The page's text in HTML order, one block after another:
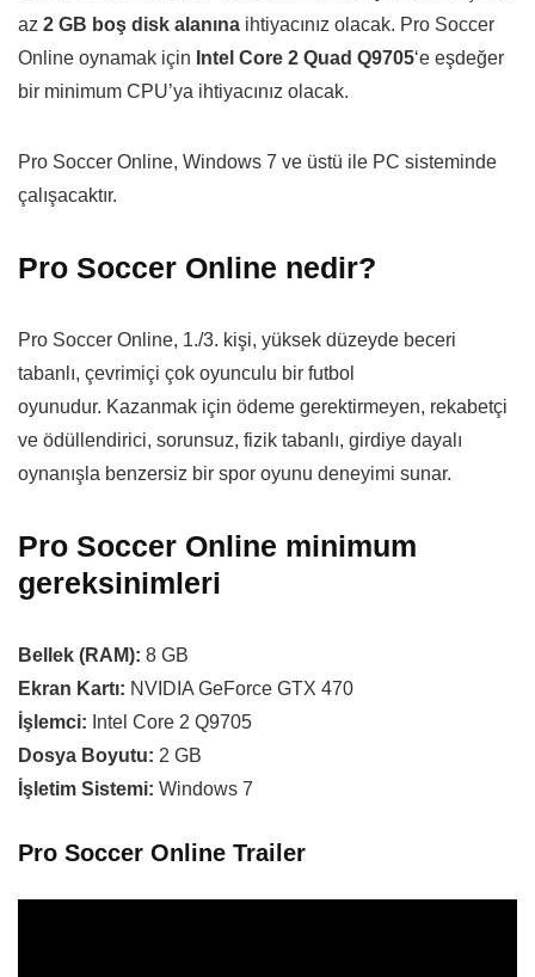
az 2 GB boş disk alanına ihtiyacınız olacak. Pro Soccer
Online oynamak için Intel Core 2 Quad Q9705‘e eşdeğer
bir minimum CPU’ya ihtiyacınız olacak.
Pro Soccer Online, Windows 7 ve üstü ile PC sisteminde
çalışacaktır.
Pro Soccer Online nedir?
Pro Soccer Online, 1./3. kişi, yüksek düzeyde beceri
tabanlı, çevrimiçi çok oyunculu bir futbol
oyunudur. Kazanmak için ödeme gerektirmeyen, rekabetçi
ve ödüllendirici, sorunsuz, fizik tabanlı, girdiye dayalı
oynanışla benzersiz bir spor oyunu deneyimi sunar.
Pro Soccer Online minimum
gereksinimleri
Bellek (RAM): 8 GB
Ekran Kartı: NVIDIA GeForce GTX 470
İşlemci: Intel Core 2 Q9705
Dosya Boyutu: 2 GB
İşletim Sistemi: Windows 7
Pro Soccer Online Trailer